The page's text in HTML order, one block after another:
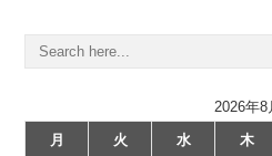
2026年8
月
火 水 木